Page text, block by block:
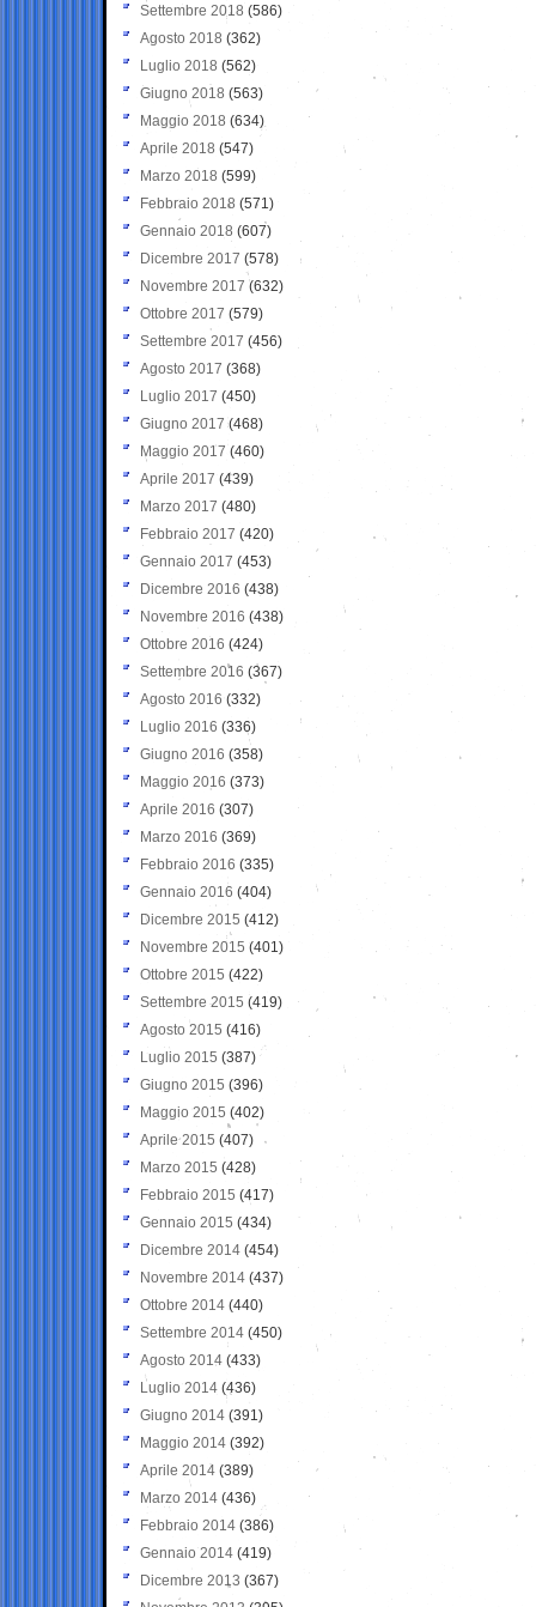
Settembre 2018 (586)
Agosto 2018 (362)
Luglio 2018 (562)
Giugno 2018 (563)
Maggio 2018 (634)
Aprile 2018 (547)
Marzo 2018 (599)
Febbraio 2018 (571)
Gennaio 2018 (607)
Dicembre 2017 (578)
Novembre 2017 (632)
Ottobre 2017 (579)
Settembre 2017 (456)
Agosto 2017 (368)
Luglio 2017 (450)
Giugno 2017 (468)
Maggio 2017 (460)
Aprile 2017 (439)
Marzo 2017 (480)
Febbraio 2017 (420)
Gennaio 2017 (453)
Dicembre 2016 (438)
Novembre 2016 (438)
Ottobre 2016 (424)
Settembre 2016 (367)
Agosto 2016 (332)
Luglio 2016 (336)
Giugno 2016 (358)
Maggio 2016 (373)
Aprile 2016 (307)
Marzo 2016 (369)
Febbraio 2016 (335)
Gennaio 2016 (404)
Dicembre 2015 (412)
Novembre 2015 (401)
Ottobre 2015 (422)
Settembre 2015 (419)
Agosto 2015 (416)
Luglio 2015 (387)
Giugno 2015 (396)
Maggio 2015 (402)
Aprile 2015 (407)
Marzo 2015 (428)
Febbraio 2015 (417)
Gennaio 2015 (434)
Dicembre 2014 (454)
Novembre 2014 (437)
Ottobre 2014 (440)
Settembre 2014 (450)
Agosto 2014 (433)
Luglio 2014 (436)
Giugno 2014 (391)
Maggio 2014 (392)
Aprile 2014 (389)
Marzo 2014 (436)
Febbraio 2014 (386)
Gennaio 2014 (419)
Dicembre 2013 (367)